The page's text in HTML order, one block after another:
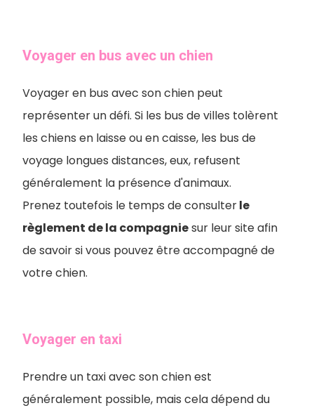
Voyager en bus avec un chien
Voyager en bus avec son chien peut
représenter un défi. Si les bus de villes tolèrent
les chiens en laisse ou en caisse, les bus de
voyage longues distances, eux, refusent
généralement la présence d'animaux.
Prenez toutefois le temps de consulterle
règlement de la compagniesur leur site afin
de savoir si vous pouvez être accompagné de
votre chien.
Voyager en taxi
Prendre un taxi avec son chien est
généralement possible, mais cela dépend du